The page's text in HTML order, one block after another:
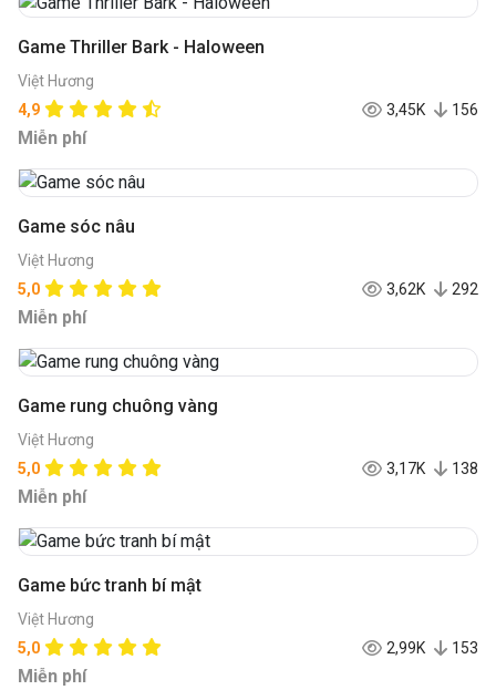
Game Thriller Bark - Haloween
Việt Hương
4,9
3,45K 156
Miễn phí
Game sóc nâu
Việt Hương
5,0
3,62K 292
Miễn phí
Game rung chuông vàng
Việt Hương
5,0
3,17K 138
Miễn phí
Game bức tranh bí mật
Việt Hương
5,0
2,99K 153
Miễn phí